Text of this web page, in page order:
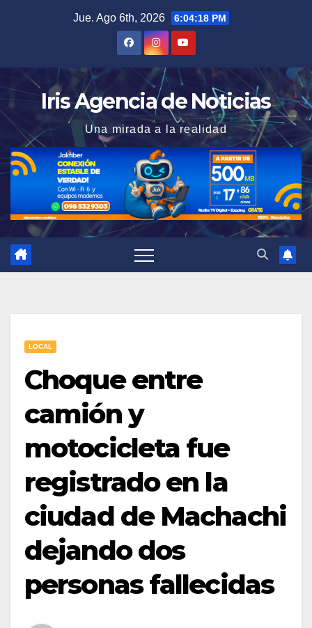
Jue. Ago 6th, 2026 6:04:19 PM
Iris Agencia de Noticias
Una mirada a la realidad
LOCAL
Choque entre
camión y
motocicleta fue
registrado en la
ciudad de Machachi
dejando dos
personas fallecidas